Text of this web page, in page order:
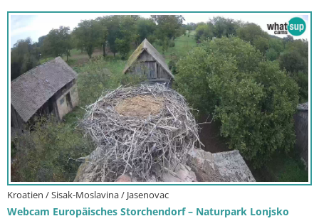
Kroatien / Sisak-Moslavina / Jasenovac
Webcam Europäisches Storchendorf – Naturpark Lonjsko